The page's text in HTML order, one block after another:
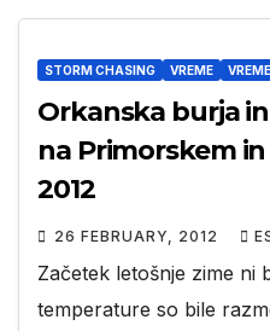
STORM CHASING VREME
Orkanska burja
na Primorskem
2012
26 FEBRUARY, 2012
Začetek letošnje zime ni
temperature so bile